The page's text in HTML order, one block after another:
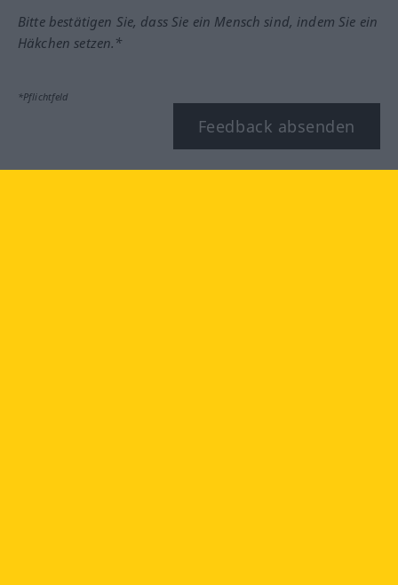
Bitte bestätigen Sie, dass Sie ein Mensch sind, indem Sie ein
Häkchen setzen.*
*Pflichtfeld
Feedback absenden